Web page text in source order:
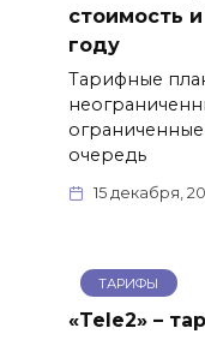
стоимость
году
Тарифные
очередь
15 декабря,
ТАРИФЫ
«Tele2» –